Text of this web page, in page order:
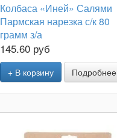
Колбаса «Иней» Салями
Пармская нарезка с/к 80
грамм з/а
145.60 руб
+ В корзину Подробнее